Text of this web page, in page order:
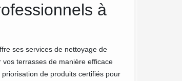
à
ses services de nettoyage de
terrasses de manière efficace
de produits certifiés pour